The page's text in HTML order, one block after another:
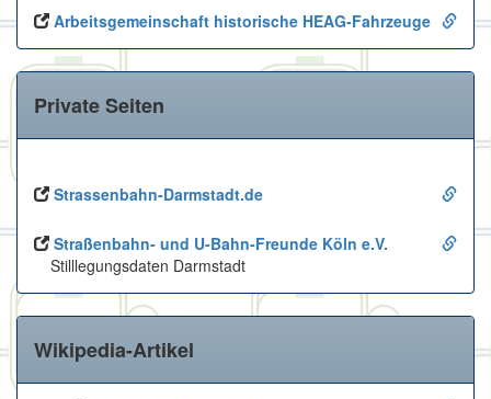
Arbeitsgemeinschaft historische HEAG-Fahrzeuge
Private Seiten
Strassenbahn-Darmstadt.de
Straßenbahn- und U-Bahn-Freunde Köln e.V.
Stilllegungsdaten Darmstadt
Wikipedia-Artikel